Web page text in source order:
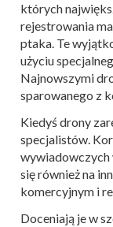
których
rejestrowania
ptaka. Te
użyciu
Najnowszymi
sparowanego z
Kiedyś drony
specjalistów.
wywiadowczych
się również na
komercyjnym i
Doceniają je w